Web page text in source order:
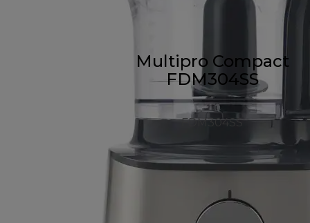
Multipro Compact
FDM304SS
FDM304SS